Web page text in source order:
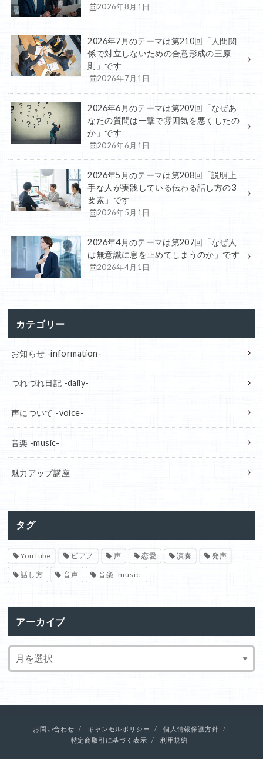
2026年8月1日
2026年7月のテーマは第210回「人間関
係で対立しないための合意形成の三原
則」です
2026年7月1日
2026年6月のテーマは第209回「なぜあ
なたの質問は一撃で雰囲気を悪くしたの
か」です
2026年6月1日
2026年5月のテーマは第208回「説明上
手な人が実践している伝わる話し方の3
要素」です
2026年5月1日
2026年4月のテーマは第207回「なぜ人
は無意識に息を止めてしまうのか」です
2026年4月1日
カテゴリー
お知らせ -information-
つれづれ日記 -daily-
声について -voice-
音楽 -music-
魅力アップ講座
タグ
YouTube ピアノ 声 恋愛 演奏 発声
話し方 音声 音楽 -music-
アーカイブ
お問い合わせ キャンセルポリシー
個人情報保護方針
特定商取引に基づく表示
利用規約